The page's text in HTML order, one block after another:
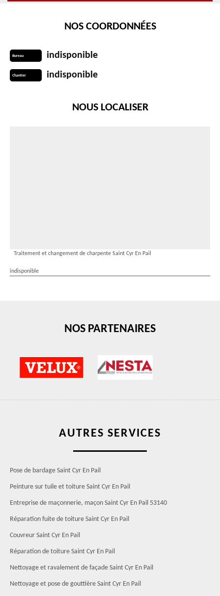
NOS COORDONNÉES
Bureau indisponible
Chantier indisponible
NOUS LOCALISER
Traitement et changement de charpente Saint Cyr En Pail
indisponible
NOS PARTENAIRES
AUTRES SERVICES
Pose de bardage Saint Cyr En Pail
Peinture sur tuile et toiture Saint Cyr En Pail
Entreprise de maçonnerie, maçon Saint Cyr En Pail 53140
Réparation fuite de toiture Saint Cyr En Pail
Couvreur Saint Cyr En Pail
Réparation de toiture Saint Cyr En Pail
Nettoyage et ravalement de façade Saint Cyr En Pail
Nettoyage et pose de gouttière Saint Cyr En Pail